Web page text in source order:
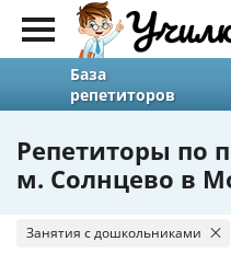
База
репетиторов
Репетиторы по
м. Солнцево в
Занятия с дошкольниками